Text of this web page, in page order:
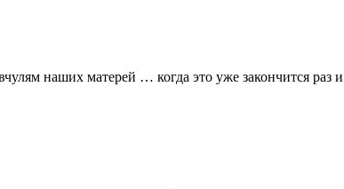
наших матерей … когда это уже закончится раз